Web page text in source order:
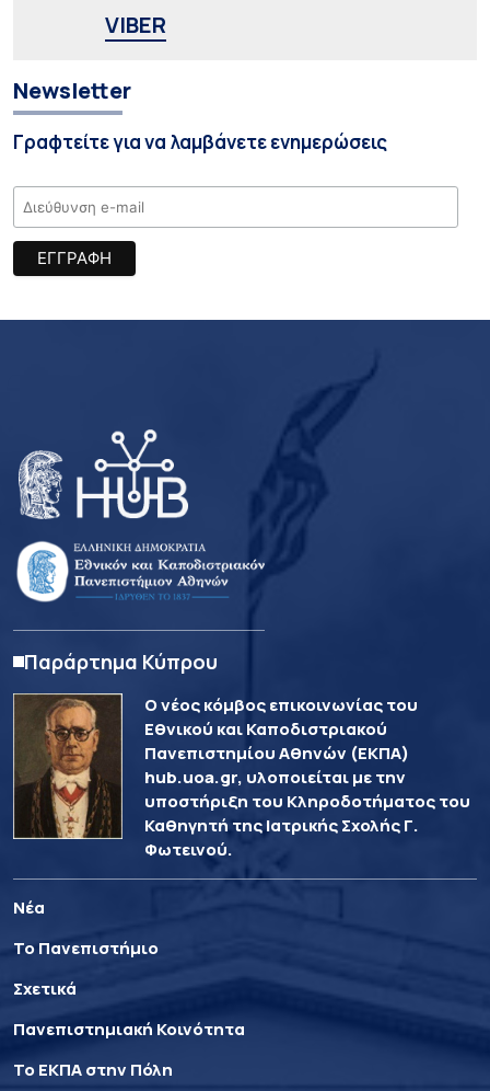
VIBER
Newsletter
Γραφτείτε για να λαμβάνετε ενημερώσεις
Παράρτημα Κύπρου
Ο νέος κόμβος επικοινωνίας του
Εθνικού και Καποδιστριακού
Πανεπιστημίου Αθηνών (ΕΚΠΑ)
hub.uoa.gr, υλοποιείται με την
υποστήριξη του Κληροδοτήματος του
Καθηγητή της Ιατρικής Σχολής Γ.
Φωτεινού.
Νέα
Το Πανεπιστήμιο
Σχετικά
Πανεπιστημιακή Κοινότητα
Το ΕΚΠΑ στην Πόλη